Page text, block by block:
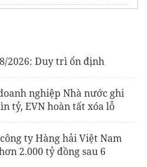
2026: Duy trì ổn định
nghiệp Nhà nước ghi
tỷ, EVN hoàn tất xóa lỗ
ty Hàng hải Việt Nam
2.000 tỷ đồng sau 6